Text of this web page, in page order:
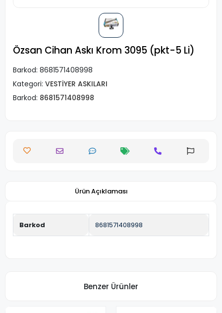
Özsan Cihan Askı Krom 3095 (pkt-5 Li)
Barkod: 8681571408998
Kategori: VESTİYER ASKILARI
Barkod: 8681571408998
Ürün Açıklaması
Barkod 8681571408998
Benzer Ürünler